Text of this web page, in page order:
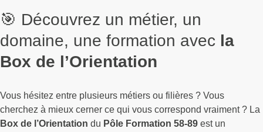
🎯 Découvrez un métier, un
domaine, une formation avec la
Box de l’Orientation
Vous hésitez entre plusieurs métiers ou filières ? Vous
cherchez à mieux cerner ce qui vous correspond vraiment ? La
Box de l’Orientation du Pôle Formation 58-89 est un